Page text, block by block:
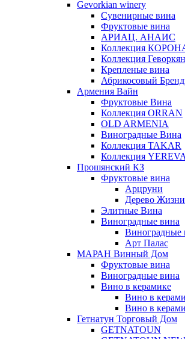
Gevorkian winery
Сувенирные вина
Фруктовые вина
АРИАЦ. АНАИС
Коллекция
Коллекция Геворкян
Крепленые вина
Абрикосовый
Армения Вайн
Фруктовые Вина
Коллекция ORRAN
OLD ARMENIA
Виноградные Вина
Коллекция TAKAR
Коллекция
Прошянский КЗ
Фруктовые вина
Арцруни
Дерево Жизни
Элитные Вина
Виноградные вина
Виноградные
Арт Палас
МАРАН Винный Дом
Фруктовые вина
Виноградные вина
Вино в керамике
Вино в
Вино в
Гетнатун Торговый Дом
GETNATOUN